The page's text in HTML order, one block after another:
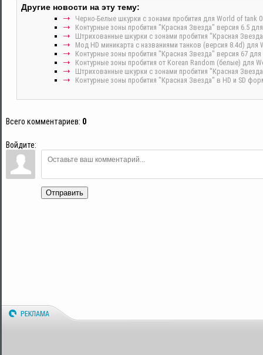
Другие новости на эту тему:
Черно-Белые шкурки с зонами пробития для World of tank
Контурные зоны пробития "Красная Звезда" версия 6.5
Штрихованные шкурки с зонами пробития "Красная
Мод HD миникарта с названиями танков (версия 8.4d) для
Контурные зоны пробития "Красная Звезда" версия 67
Контурные зоны пробития от Korean Random (белые) для
Штрихованные шкурки с зонами пробития "Красная
Контурные зоны пробития "Красная Звезда" в HD и SD
Всего комментариев: 0
Войдите:
Отправить